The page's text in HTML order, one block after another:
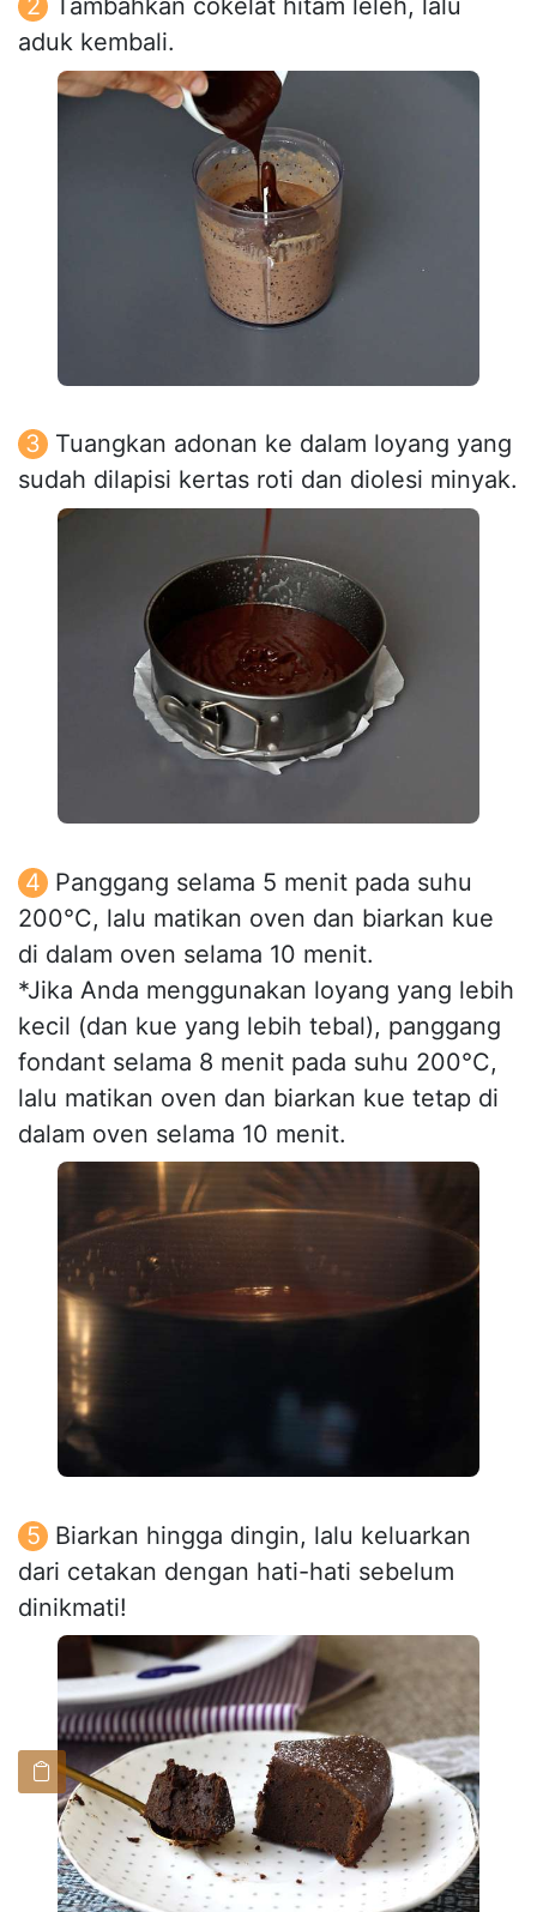
Tambahkan cokelat hitam leleh, lalu
aduk kembali.
Tuangkan adonan ke dalam loyang yang
sudah dilapisi kertas roti dan diolesi minyak.
Panggang selama 5 menit pada suhu
200°C, lalu matikan oven dan biarkan kue
di dalam oven selama 10 menit.
*Jika Anda menggunakan loyang yang lebih
kecil (dan kue yang lebih tebal), panggang
fondant selama 8 menit pada suhu 200°C,
lalu matikan oven dan biarkan kue tetap di
dalam oven selama 10 menit.
Biarkan hingga dingin, lalu keluarkan
dari cetakan dengan hati-hati sebelum
dinikmati!